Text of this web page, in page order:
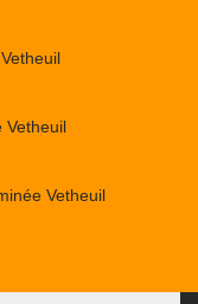
Vetheuil
Vetheuil